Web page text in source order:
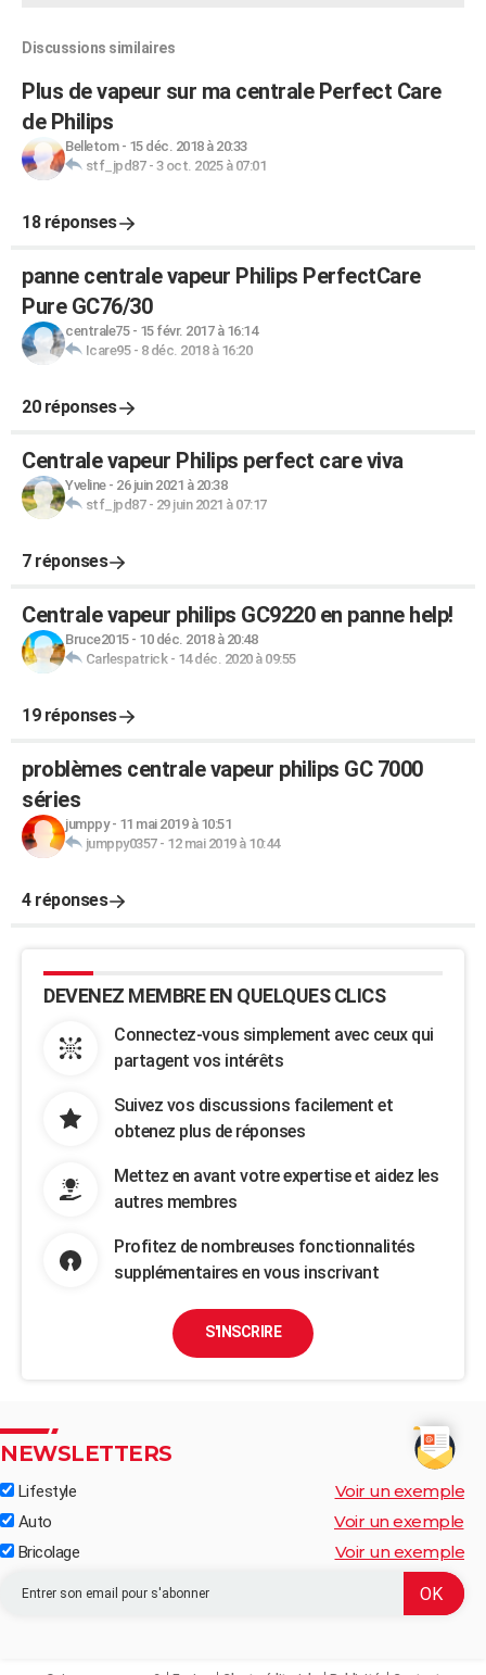
Discussions similaires
Plus de vapeur sur ma centrale Perfect Care
de Philips
Belletom- 15 déc. 2018 à 20:33
stf_jpd87- 3 oct. 2025 à 07:01
18 réponses
panne centrale vapeur Philips PerfectCare
Pure GC76/30
centrale75- 15 févr. 2017 à 16:14
Icare95- 8 déc. 2018 à 16:20
20 réponses
Centrale vapeur Philips perfect care viva
Yveline- 26 juin 2021 à 20:38
stf_jpd87- 29 juin 2021 à 07:17
7 réponses
Centrale vapeur philips GC9220 en panne help!
Bruce2015- 10 déc. 2018 à 20:48
Carlespatrick- 14 déc. 2020 à 09:55
19 réponses
problèmes centrale vapeur philips GC 7000
séries
jumppy- 11 mai 2019 à 10:51
jumppy0357- 12 mai 2019 à 10:44
4 réponses
DEVENEZ MEMBRE EN QUELQUES CLICS
Connectez-vous simplement avec ceux qui
partagent vos intérêts
Suivez vos discussions facilement et
obtenez plus de réponses
Mettez en avant votre expertise et aidez les
autres membres
Profitez de nombreuses fonctionnalités
supplémentaires en vous inscrivant
S'INSCRIRE
NEWSLETTERS
Lifestyle Voir un exemple
Auto Voir un exemple
Bricolage Voir un exemple